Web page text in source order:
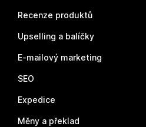
Recenze produktů
Upselling a balíčky
E-mailový marketing
SEO
Expedice
Měny a překlad